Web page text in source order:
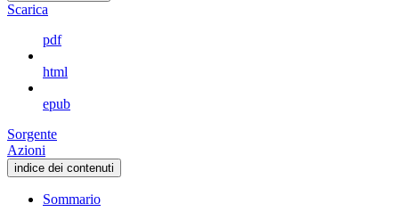
Scarica
pdf
html
epub
Sorgente
Azioni
indice dei contenuti
Sommario